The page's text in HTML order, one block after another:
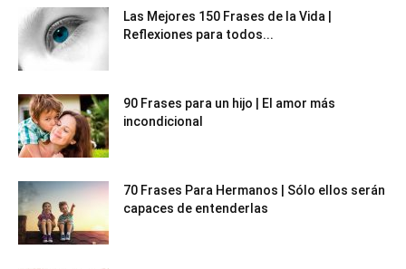
Las Mejores 150 Frases de la Vida |
Reflexiones para todos...
90 Frases para un hijo | El amor más
incondicional
70 Frases Para Hermanos | Sólo ellos serán
capaces de entenderlas